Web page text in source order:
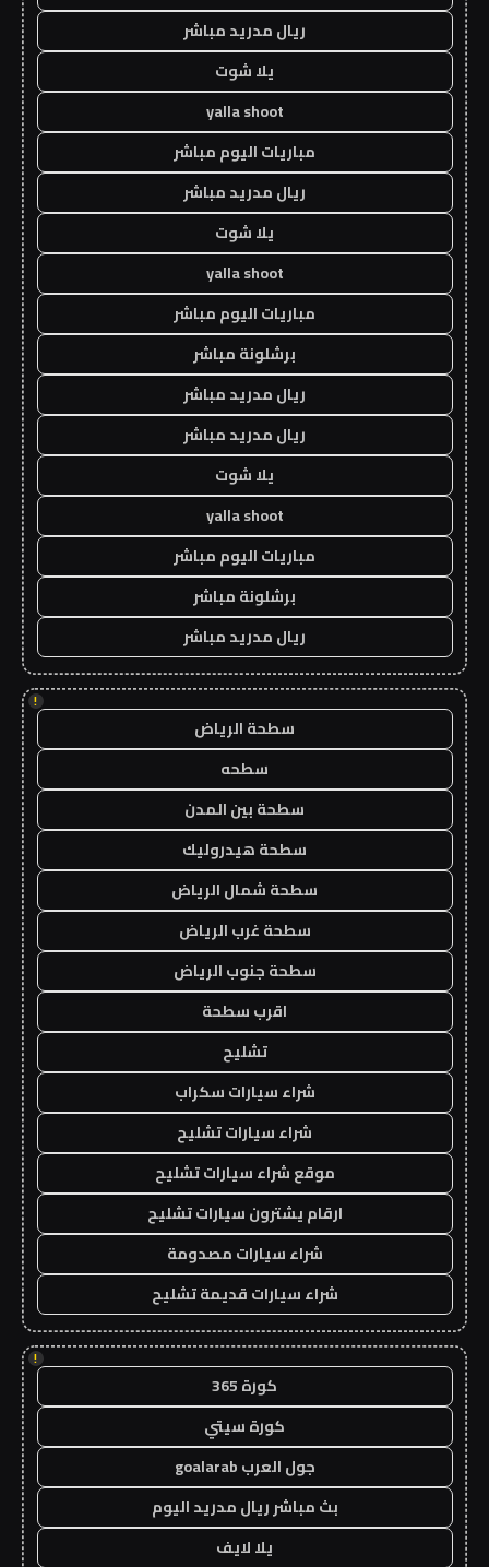
ريال مدريد مباشر
يلا شوت
yalla shoot
مباريات اليوم مباشر
ريال مدريد مباشر
يلا شوت
yalla shoot
مباريات اليوم مباشر
برشلونة مباشر
ريال مدريد مباشر
ريال مدريد مباشر
يلا شوت
yalla shoot
مباريات اليوم مباشر
برشلونة مباشر
ريال مدريد مباشر
!
سطحة الرياض
سطحه
سطحة بين المدن
سطحة هيدروليك
سطحة شمال الرياض
سطحة غرب الرياض
سطحة جنوب الرياض
اقرب سطحة
تشليح
شراء سيارات سكراب
شراء سيارات تشليح
موقع شراء سيارات تشليح
ارقام يشترون سيارات تشليح
شراء سيارات مصدومة
شراء سيارات قديمة تشليح
!
كورة 365
كورة سيتي
جول العرب goalarab
بث مباشر ريال مدريد اليوم
يلا لايف